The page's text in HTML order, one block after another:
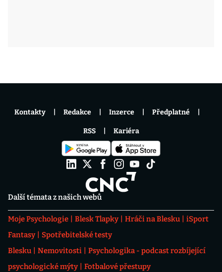
Další témata z našich webů
Moje Psychologie Blesk Tlapky Hráči na Blesku
iSport
Fantasy
Spotřebitelské testy
Blesku
Nemovitosti
Psychologika - podcast rozbíjející
psychologické mýty
Fotbalové přestupy
Kontakty Redakce Inzerce Předplatné
RSS Kariéra